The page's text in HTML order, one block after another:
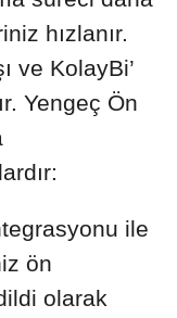
hızlanır.
ve KolayBi’
Yengeç Ön
ile
ön
olarak